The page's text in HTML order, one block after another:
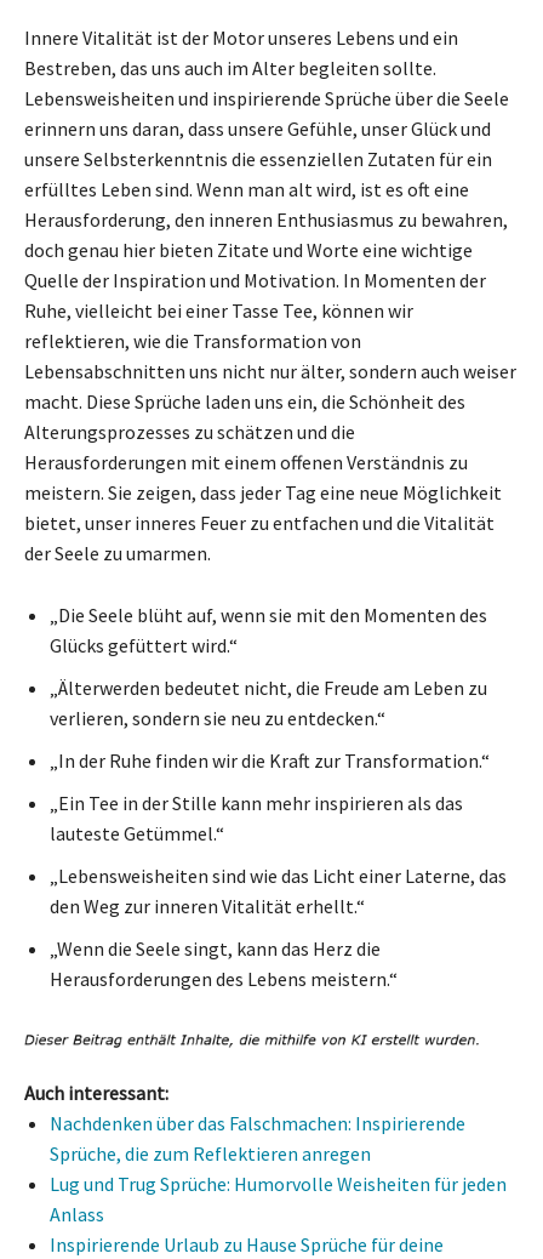
Innere Vitalität ist der Motor unseres Lebens und ein
Bestreben, das uns auch im Alter begleiten sollte.
Lebensweisheiten und inspirierende Sprüche über die Seele
erinnern uns daran, dass unsere Gefühle, unser Glück und
unsere Selbsterkenntnis die essenziellen Zutaten für ein
erfülltes Leben sind. Wenn man alt wird, ist es oft eine
Herausforderung, den inneren Enthusiasmus zu bewahren,
doch genau hier bieten Zitate und Worte eine wichtige
Quelle der Inspiration und Motivation. In Momenten der
Ruhe, vielleicht bei einer Tasse Tee, können wir
reflektieren, wie die Transformation von
Lebensabschnitten uns nicht nur älter, sondern auch weiser
macht. Diese Sprüche laden uns ein, die Schönheit des
Alterungsprozesses zu schätzen und die
Herausforderungen mit einem offenen Verständnis zu
meistern. Sie zeigen, dass jeder Tag eine neue Möglichkeit
bietet, unser inneres Feuer zu entfachen und die Vitalität
der Seele zu umarmen.
„Die Seele blüht auf, wenn sie mit den Momenten des
Glücks gefüttert wird.“
„Älterwerden bedeutet nicht, die Freude am Leben zu
verlieren, sondern sie neu zu entdecken.“
„In der Ruhe finden wir die Kraft zur Transformation.“
„Ein Tee in der Stille kann mehr inspirieren als das
lauteste Getümmel.“
„Lebensweisheiten sind wie das Licht einer Laterne, das
den Weg zur inneren Vitalität erhellt.“
„Wenn die Seele singt, kann das Herz die
Herausforderungen des Lebens meistern.“
Auch interessant:
Nachdenken über das Falschmachen: Inspirierende
Sprüche, die zum Reflektieren anregen
Lug und Trug Sprüche: Humorvolle Weisheiten für jeden
Anlass
Inspirierende Urlaub zu Hause Sprüche für deine